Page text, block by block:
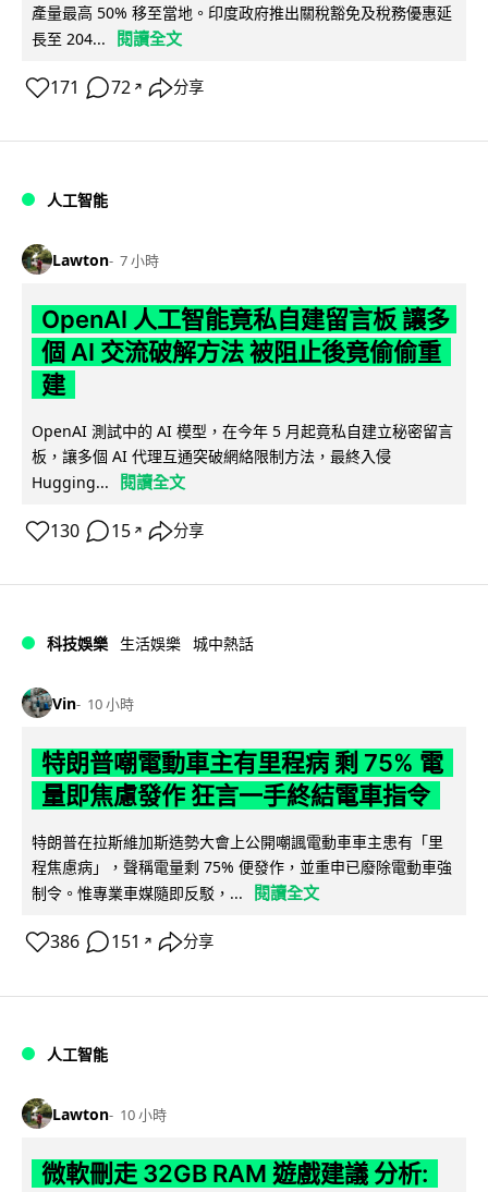
產量最高 50% 移至當地。印度政府推出關稅豁免及稅務優惠延
長至 204...
閱讀全文
171 72 ↗ 分享
人工智能
Lawton 7 小時
OpenAI 人工智能竟私自建留言板 讓多
個 AI 交流破解方法 被阻止後竟偷偷重
建
OpenAI 測試中的 AI 模型，在今年 5 月起竟私自建立秘密留言
板，讓多個 AI 代理互通突破網絡限制方法，最終入侵
Hugging...
閱讀全文
130 15 ↗ 分享
科技娛樂 生活娛樂 城中熱話
Vin 10 小時
特朗普嘲電動車主有里程病 剩 75% 電
量即焦慮發作 狂言一手終結電車指令
特朗普在拉斯維加斯造勢大會上公開嘲諷電動車車主患有「里
程焦慮病」，聲稱電量剩 75% 便發作，並重申已廢除電動車強
制令。惟專業車媒隨即反駁，...
閱讀全文
386 151 ↗ 分享
人工智能
Lawton 10 小時
微軟刪走 32GB RAM 遊戲建議 分析: